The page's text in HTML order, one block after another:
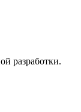
разработки.